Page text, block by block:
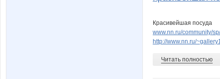
Красивейшая посуда
www.nn.ru/community/
http://www.nn.ru/
Читать полностью